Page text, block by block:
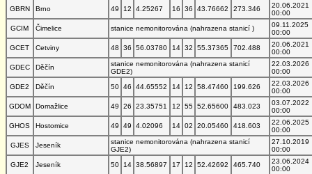
GBRN
Brno 49 12 4.25267 16 36 43.76662 273.346
20.06.2021
00:00
GCIM
Čimelice stanice nemonitorována (nahrazena stanicí )
09.11.2025
00:00
GCET
Cetviny 48 36 56.03780 14 32 55.37365 702.488
20.06.2021
00:00
GDEC
Děčín
stanice nemonitorována (nahrazena stanicí
GDE2)
22.03.2026
00:00
GDE2
Děčín 50 46 44.65552 14 12 58.47460 199.626
22.03.2026
00:00
GDOM
Domažlice 49 26 23.35751 12 55 52.65600 483.023
03.07.2022
00:00
GHOS
Hostomice 49 49 4.02096 14 02 20.05460 418.603
22.06.2025
00:00
GJES
Jeseník
stanice nemonitorována (nahrazena stanicí
GJE2)
27.10.2019
00:00
GJE2
Jeseník 50 14 38.56897 17 12 52.42692 465.740
23.06.2024
00:00